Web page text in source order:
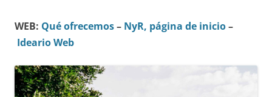
WEB: Qué ofrecemos– NyR, página de inicio–
Ideario Web